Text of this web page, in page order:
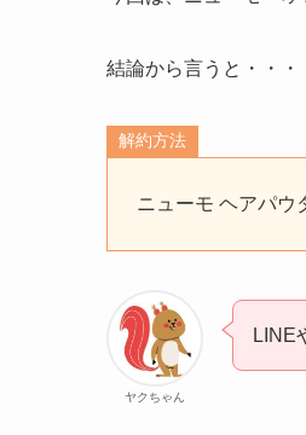
結論から言うと・・・
解約方法
ニューモ ヘアパウ
ヤクちゃん
LINE